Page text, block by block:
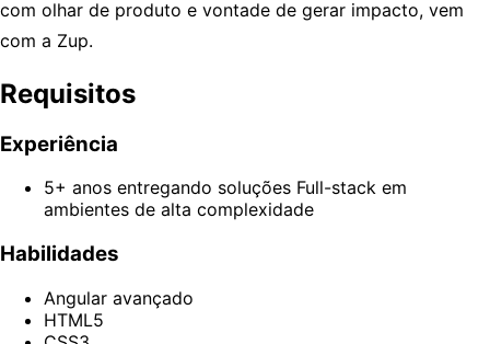
com olhar de produto e vontade de gerar impacto, vem
com a Zup.
Requisitos
Experiência
5+ anos entregando soluções Full-stack em
ambientes de alta complexidade
Habilidades
Angular avançado
HTML5